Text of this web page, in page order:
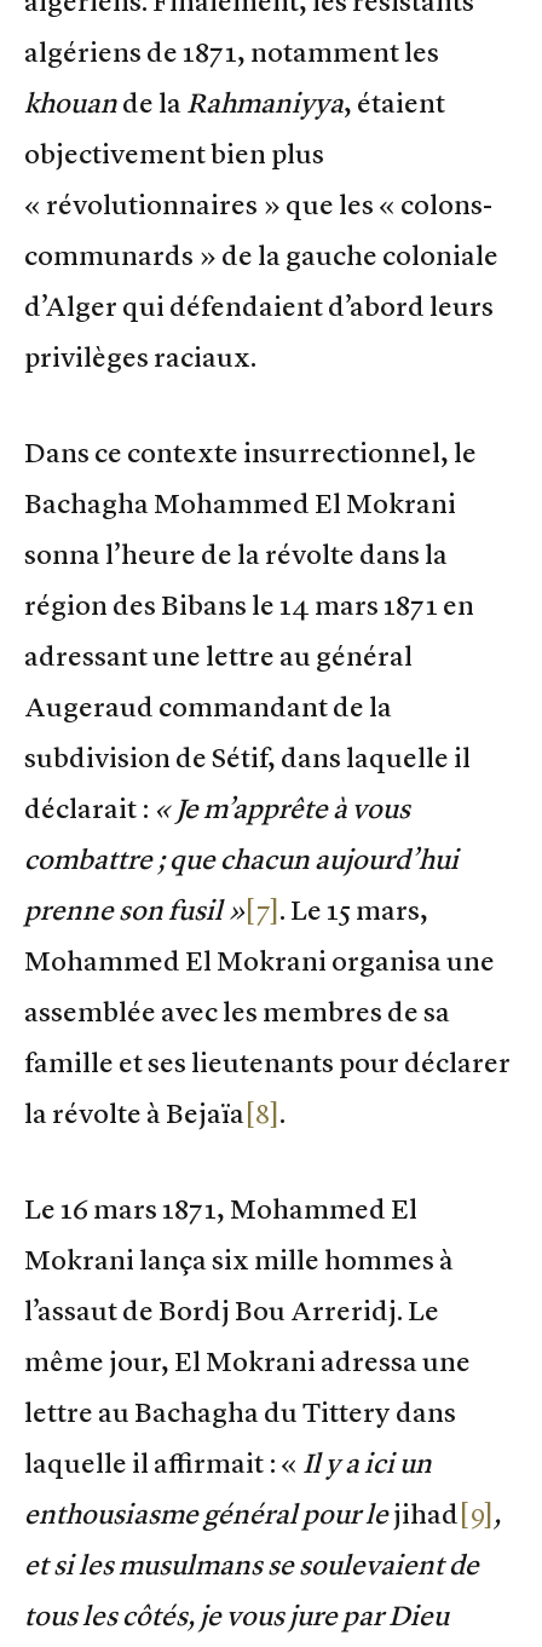
algériens de 1871, notamment les
khouande laRahmaniyya, étaient
objectivement bien plus
« révolutionnaires » que les « colons-
communards » de la gauche coloniale
d’Alger qui défendaient d’abord leurs
privilèges raciaux.
Dans ce contexte insurrectionnel, le
Bachagha Mohammed El Mokrani
sonna l’heure de la révolte dans la
région des Bibans le 14 mars 1871 en
adressant une lettre au général
Augeraud commandant de la
subdivision de Sétif, dans laquelle il
déclarait : « Je m’apprête à vous
combattre ; que chacun aujourd’hui
prenne son fusil »[7]. Le 15 mars,
Mohammed El Mokrani organisa une
assemblée avec les membres de sa
famille et ses lieutenants pour déclarer
la révolte à Bejaïa[8].
Le 16 mars 1871, Mohammed El
Mokrani lança six mille hommes à
l’assaut de Bordj Bou Arreridj. Le
même jour, El Mokrani adressa une
lettre au Bachagha du Tittery dans
laquelle il affirmait : « Il y a ici un
enthousiasme général pour lejihad[9],
et si les musulmans se soulevaient de
tous les côtés, je vous jure par Dieu